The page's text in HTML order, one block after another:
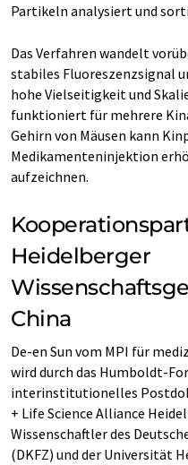
Partikeln analysiert und
Das Verfahren wandelt
stabiles Fluoreszenzsignal
hohe Vielseitigkeit und
funktioniert für mehrere
Gehirn von Mäusen kann
Medikamenteninjektion
aufzeichnen.
Heidelberger
China
De-en Sun vom MPI für
wird durch das Humboldt-
interinstitutionelles
+ Life Science Alliance
Wissenschaftler des
(DKFZ) und der Universität